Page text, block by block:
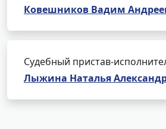
Ковешников Вадим
Судебный пристав-
Лыжина Наталья